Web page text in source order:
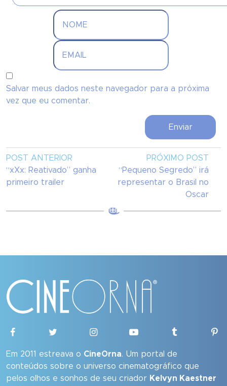
Salvar meus dados neste navegador para a próxima
vez que eu comentar.
POST ANTERIOR
“xXx: Reativado” ganha
primeiro trailer
PRÓXIMO POST
“Pequeno Segredo” irá
representar o Brasil no
Oscar
Em 2011 estreava o CineOrna. Um portal de
conteúdos sobre o universo cinematográfico que
pelos olhos e sonhos de seu criador Kelvyn Kaestner